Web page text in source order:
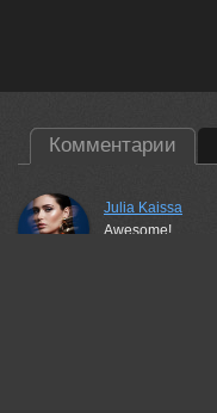
Комментарии
Julia Kaissa
Awesome!